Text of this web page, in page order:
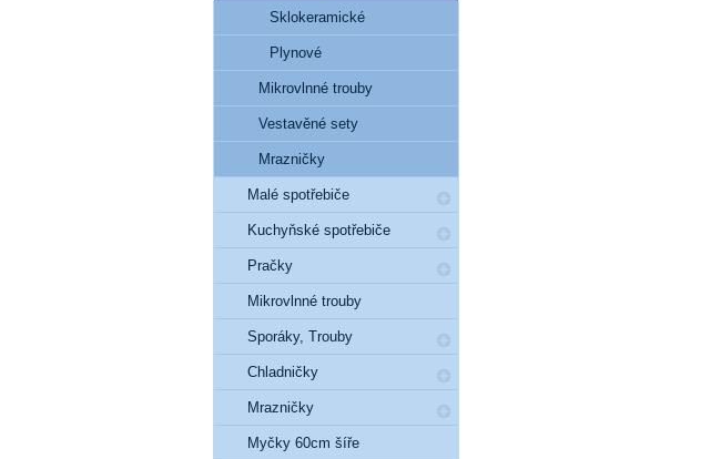
Sklokeramické
Plynové
Mikrovlnné trouby
Vestavěné sety
Mrazničky
Malé spotřebiče
Kuchyňské spotřebiče
Pračky
Mikrovlnné trouby
Sporáky, Trouby
Chladničky
Mrazničky
Myčky 60cm šíře